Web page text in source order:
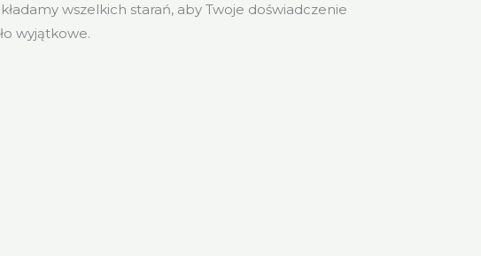
wszelkich starań, aby Twoje doświadczenie
wyjątkowe.